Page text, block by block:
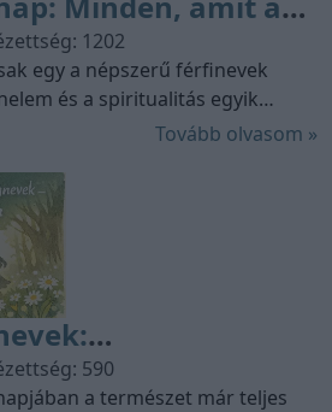
jelentéséről és
érdemes
1202
egy a népszerű férfinevek
és a spiritualitás egyik
bíró elnevezése. Fedezze fel
név latin gyökereit és a
ebben a hiánypótló
Tovább olvasom »
és Trendek 2026
590
a természet már teljes